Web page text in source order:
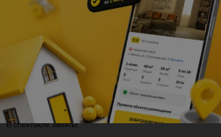
Живут на свете добрые и забавные Мымрики. Никто не
знает, в какой части Земли их можно встретить: так они
берегут свою снежно-сладкую жизнь, ведь «мымрить» —
означает проводить время дома. Но даже такая жизнь
однажды может наскучить… И тогда появляется мечта,
которая подталкивает любознательного Мымрёнка к
решительным шагам.
Сказка вовлекает юных зрителей в историю о том, как
важно соблюдать хорошие манеры, преодолевать страхи
и неуверенность.
В спектакле заняты: